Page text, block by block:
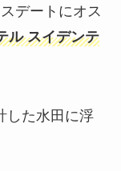
デートにオス
ル スイデンテ
した水田に浮